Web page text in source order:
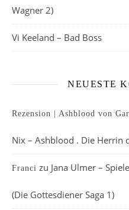
Wagner 2)
Vi Keeland – Bad Boss
NEUESTE
Rezension | Ashblood von
Nix – Ashblood . Die Herrin
Franci zu Jana Ulmer –
(Die Gottesdiener Saga 1)